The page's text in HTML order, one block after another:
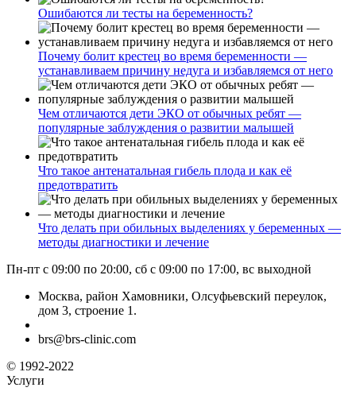
Ошибаются ли тесты на беременность?
Почему болит крестец во время беременности —
устанавливаем причину недуга и избавляемся от него
Чем отличаются дети ЭКО от обычных ребят —
популярные заблуждения о развитии малышей
Что такое антенатальная гибель плода и как её
предотвратить
Что делать при обильных выделениях у беременных —
методы диагностики и лечение
Пн-пт с 09:00 по 20:00, сб с 09:00 по 17:00, вс выходной
Москва, район Хамовники, Олсуфьевский переулок,
дом 3, строение 1.
brs@brs-clinic.com
© 1992-2022
Услуги